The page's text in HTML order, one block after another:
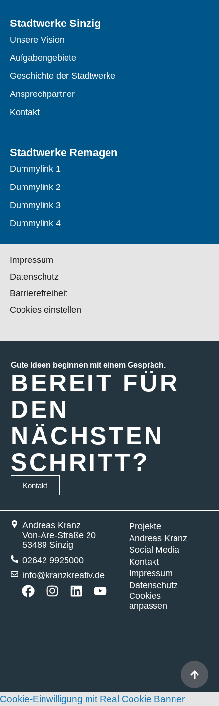
Stadtwerke Sinzig
Unsere Vision
Aufgabengebiete
Geschichte der Stadtwerke
Ansprechpartner
Kontakt
Stadtwerke Remagen
Dummylink 1
Dummylink 2
Dummylink 3
Dummylink 4
Impressum
Datenschutz
Barrierefreiheit
Cookies einstellen
Gute Ideen beginnen mit einem Gespräch.
BEREIT FÜR
DEN
NÄCHSTEN
SCHRITT?
Kontakt
Andreas Kranz
Von-Are-Straße 20
53489 Sinzig
02642 9925000
info@kranzkreativ.de
Projekte
Andreas Kranz
Social Media
Kontakt
Impressum
Datenschutz
Cookies
anpassen
Cookie-Einwilligung mit Real Cookie Banner